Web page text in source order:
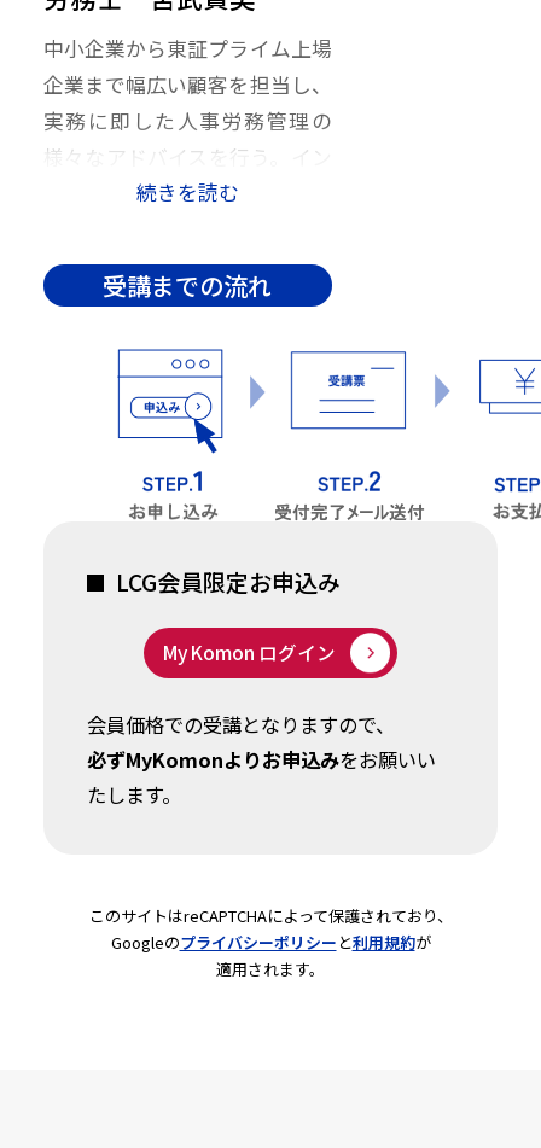
中小企業から東証プライム上場
企業まで幅広い顧客を担当し、
実務に即した人事労務管理の
様々なアドバイスを行う。イン
ターネット上の情報サイト「労
り、人事労務分野での最新情報
の収集・発信は日本屈指のレベ
くのファンがいる。著書に「総
務担当者のための介護休業の実
務がわかる本」、「書類・様式
名からすぐ引ける 社会保険の
手続きがひとりでミスなくでき
ための産休・育休の実務がわか
る本」（以上、日本実業出版
社）、「増補版 こんなときど
ミスしたときの対処法と防止策
31」（労務行政）等、多数が
ある。
続きを読む
受講までの流れ
LCG会員限定お申込み
My Komon ログイン
会員価格での受講となりますので、
必ずMyKomonよりお申込みをお願いい
たします。
このサイトはreCAPTCHAによって保護されており、
Googleのプライバシーポリシー と利用規約が
適用されます。